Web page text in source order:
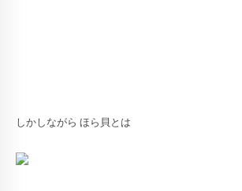
しかしながら ほら貝とは